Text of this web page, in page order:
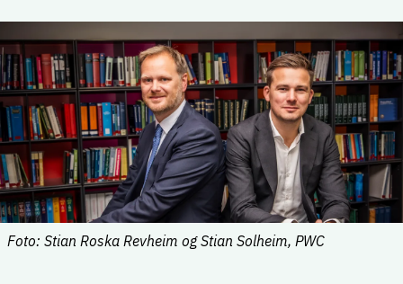
Foto: Stian Roska Revheim og Stian Solheim, PWC